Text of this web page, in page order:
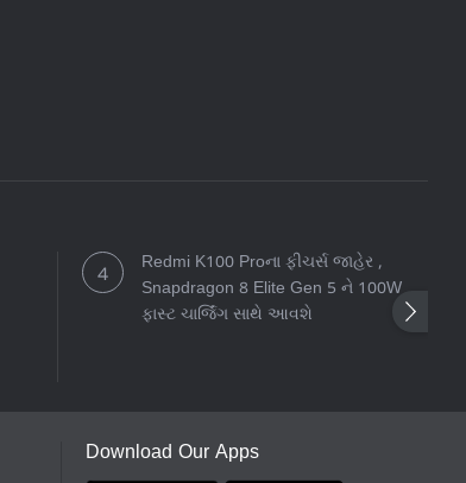
Redmi K100 Proના ફીચર્સ જાહેર ,
Snapdragon 8 Elite Gen 5 ને 100W
ફાસ્ટ ચાર્જિંગ સાથે આવશે
Download Our Apps